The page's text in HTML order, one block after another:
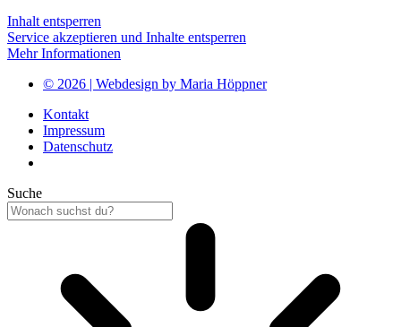
Inhalt entsperren
Service akzeptieren und Inhalte entsperren
Mehr Informationen
© 2026 | Webdesign by Maria Höppner
Kontakt
Impressum
Datenschutz
Suche